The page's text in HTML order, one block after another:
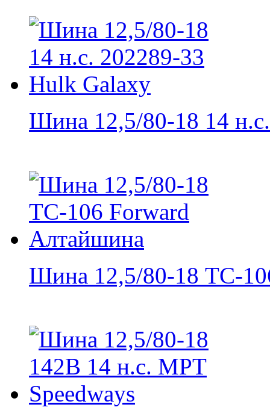
Шина 12,5/80-18 14
Шина 12,5/80-18 ТС-